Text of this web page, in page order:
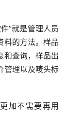
”就是管理人员
料的方法。样品
和查询，样品出
管理以及唛头标
加不需要再用